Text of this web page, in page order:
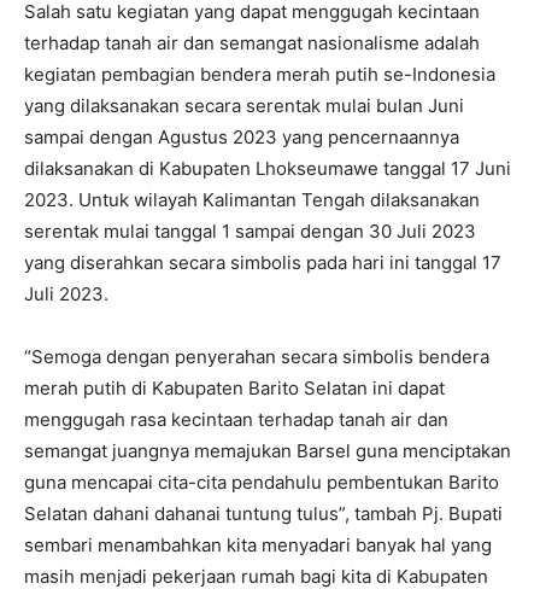
Salah satu kegiatan yang dapat menggugah kecintaan
terhadap tanah air dan semangat nasionalisme adalah
kegiatan pembagian bendera merah putih se-Indonesia
yang dilaksanakan secara serentak mulai bulan Juni
sampai dengan Agustus 2023 yang pencernaannya
dilaksanakan di Kabupaten Lhokseumawe tanggal 17 Juni
2023. Untuk wilayah Kalimantan Tengah dilaksanakan
serentak mulai tanggal 1 sampai dengan 30 Juli 2023
yang diserahkan secara simbolis pada hari ini tanggal 17
Juli 2023.
“Semoga dengan penyerahan secara simbolis bendera
merah putih di Kabupaten Barito Selatan ini dapat
menggugah rasa kecintaan terhadap tanah air dan
semangat juangnya memajukan Barsel guna menciptakan
guna mencapai cita-cita pendahulu pembentukan Barito
Selatan dahani dahanai tuntung tulus”, tambah Pj. Bupati
sembari menambahkan kita menyadari banyak hal yang
masih menjadi pekerjaan rumah bagi kita di Kabupaten